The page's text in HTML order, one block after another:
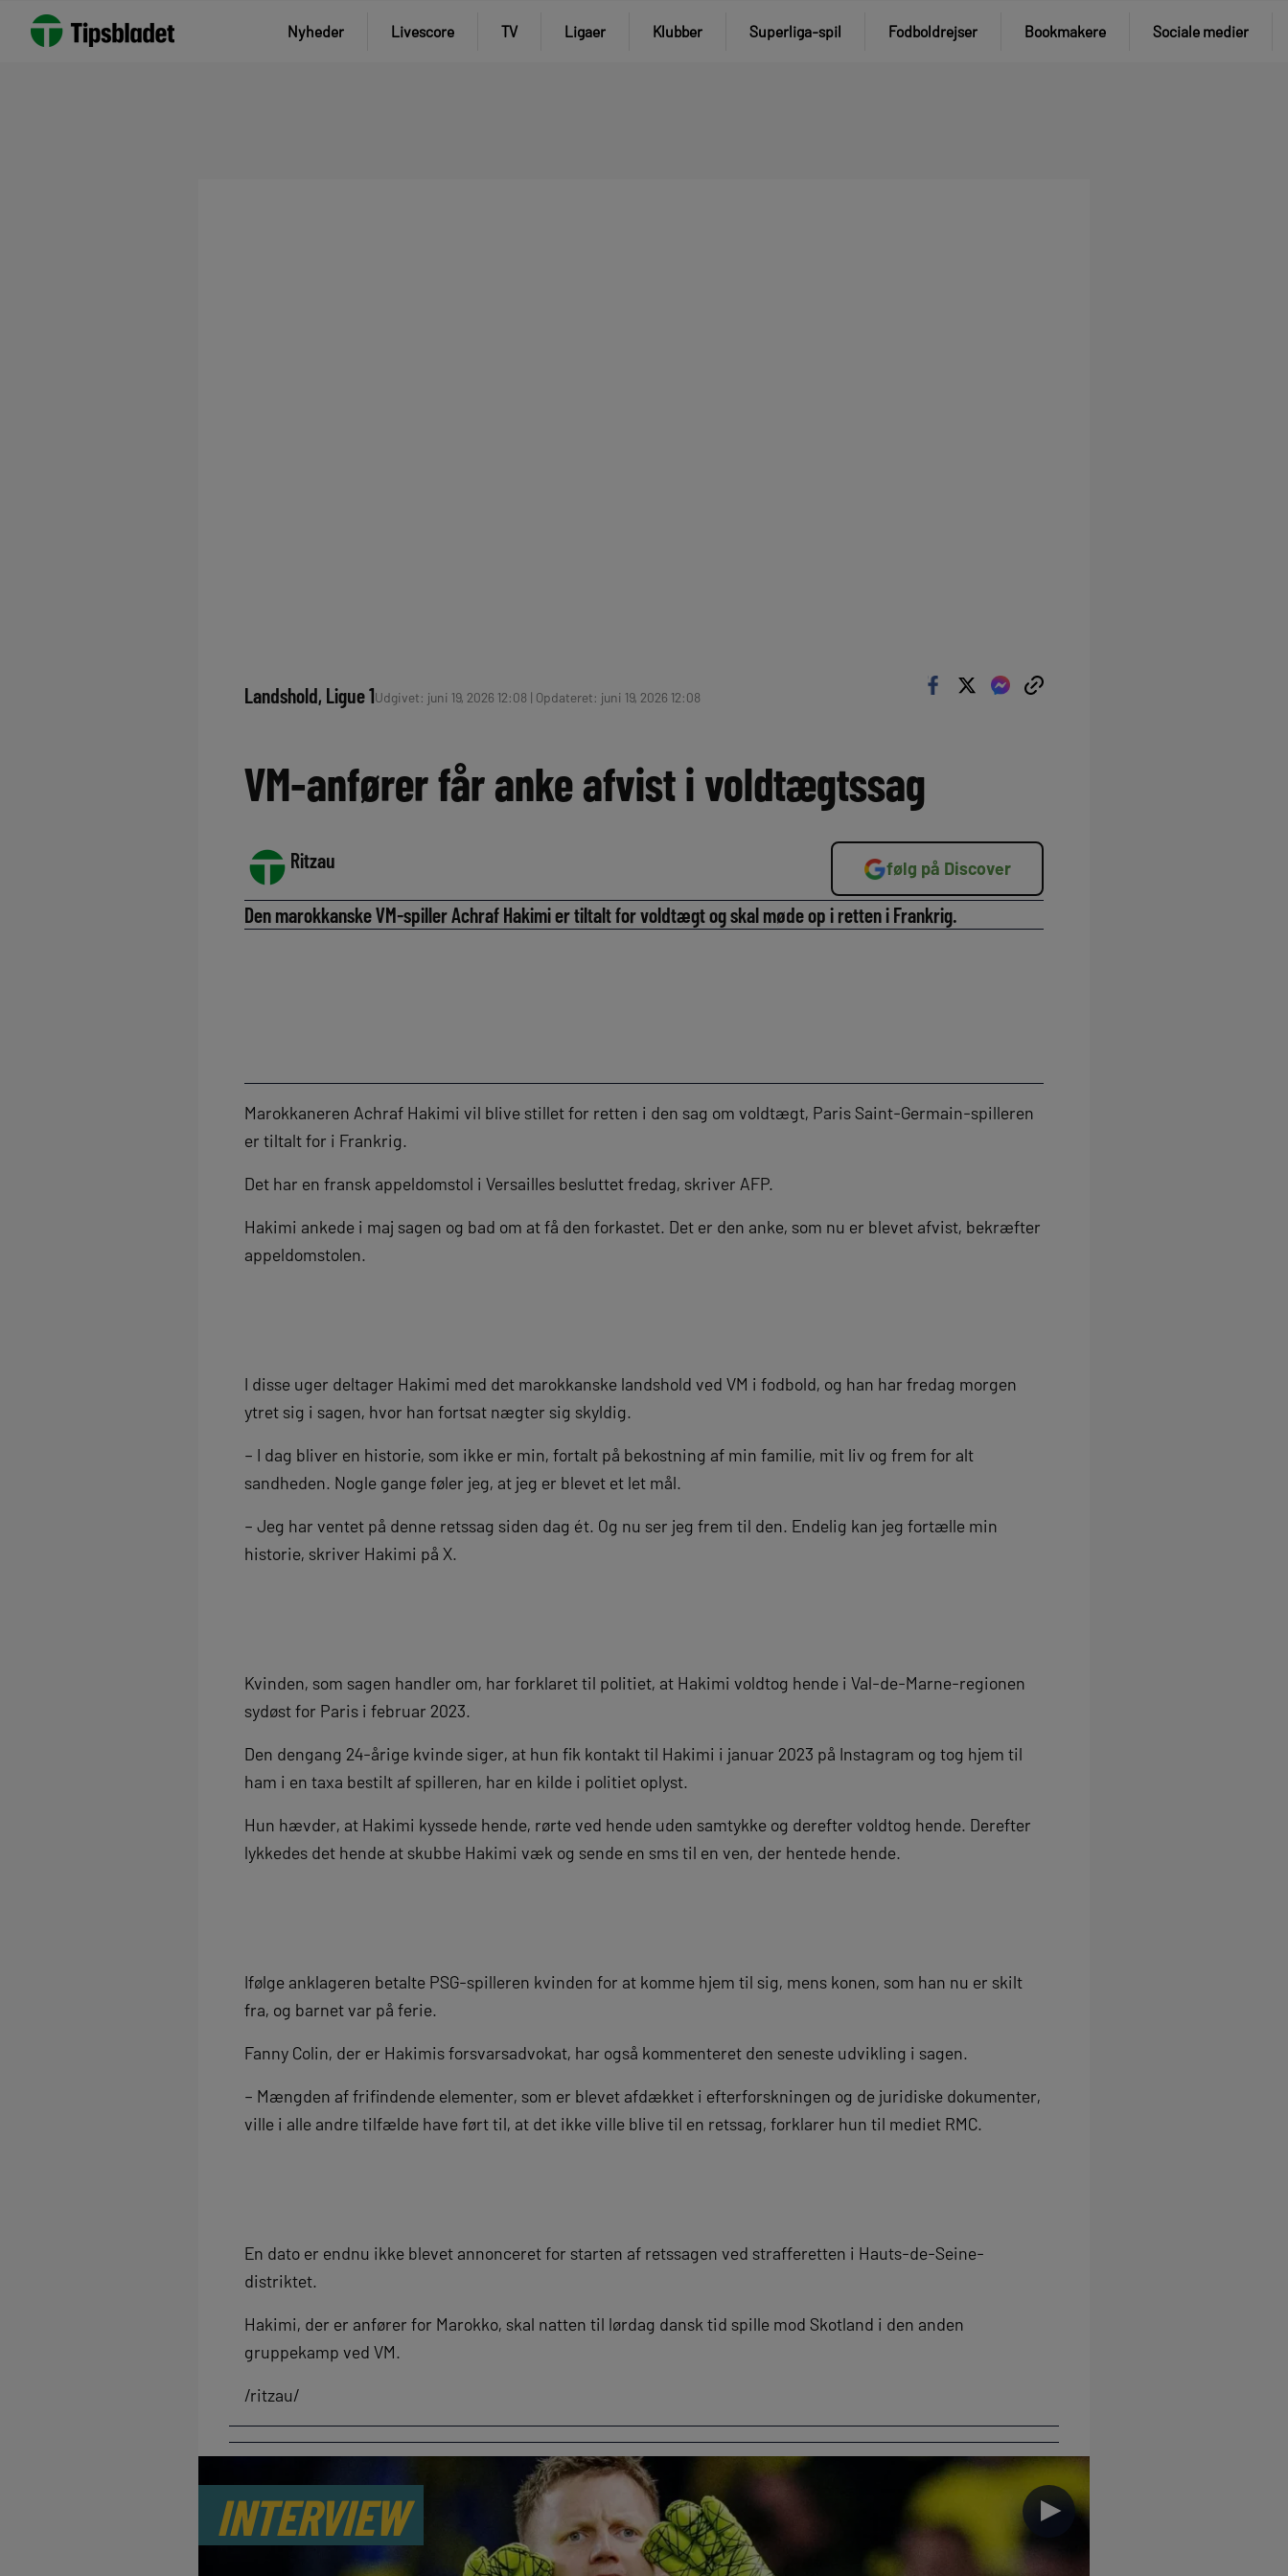
Nyheder Livescore TV Ligaer Klubber Superliga-spil Fodboldrejser Bookmakere Sociale medier
Landshold, Ligue 1Udgivet: juni 19, 2026 12:08 | Opdateret: juni 19, 2026 12:08
VM-anfører får anke afvist i voldtægtssag
Ritzau følg på Discover
Den marokkanske VM-spiller Achraf Hakimi er tiltalt for voldtægt og skal møde op i retten i Frankrig.
Marokkaneren Achraf Hakimi vil blive stillet for retten i den sag om voldtægt, Paris Saint-Germain-spilleren
er tiltalt for i Frankrig.
Det har en fransk appeldomstol i Versailles besluttet fredag, skriver AFP.
Hakimi ankede i maj sagen og bad om at få den forkastet. Det er den anke, som nu er blevet afvist, bekræfter
appeldomstolen.
I disse uger deltager Hakimi med det marokkanske landshold ved VM i fodbold, og han har fredag morgen
ytret sig i sagen, hvor han fortsat nægter sig skyldig.
– I dag bliver en historie, som ikke er min, fortalt på bekostning af min familie, mit liv og frem for alt
sandheden. Nogle gange føler jeg, at jeg er blevet et let mål.
– Jeg har ventet på denne retssag siden dag ét. Og nu ser jeg frem til den. Endelig kan jeg fortælle min
historie, skriver Hakimi på X.
Kvinden, som sagen handler om, har forklaret til politiet, at Hakimi voldtog hende i Val-de-Marne-regionen
sydøst for Paris i februar 2023.
Den dengang 24-årige kvinde siger, at hun fik kontakt til Hakimi i januar 2023 på Instagram og tog hjem til
ham i en taxa bestilt af spilleren, har en kilde i politiet oplyst.
Hun hævder, at Hakimi kyssede hende, rørte ved hende uden samtykke og derefter voldtog hende. Derefter
lykkedes det hende at skubbe Hakimi væk og sende en sms til en ven, der hentede hende.
Ifølge anklageren betalte PSG-spilleren kvinden for at komme hjem til sig, mens konen, som han nu er skilt
fra, og barnet var på ferie.
Fanny Colin, der er Hakimis forsvarsadvokat, har også kommenteret den seneste udvikling i sagen.
– Mængden af frifindende elementer, som er blevet afdækket i efterforskningen og de juridiske dokumenter,
ville i alle andre tilfælde have ført til, at det ikke ville blive til en retssag, forklarer hun til mediet RMC.
En dato er endnu ikke blevet annonceret for starten af retssagen ved strafferetten i Hauts-de-Seine-
distriktet.
Hakimi, der er anfører for Marokko, skal natten til lørdag dansk tid spille mod Skotland i den anden
gruppekamp ved VM.
/ritzau/
INTERVIEW ►